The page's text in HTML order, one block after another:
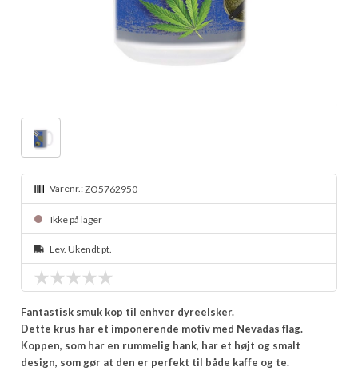
Varenr.:ZO5762950
Ikke på lager
Lev. Ukendt pt.
Fantastisk smuk kop til enhver dyreelsker.
Dette krus har et imponerende motiv med Nevadas flag.
Koppen, som har en rummelig hank, har et højt og smalt
design, som gør at den er perfekt til både kaffe og te.